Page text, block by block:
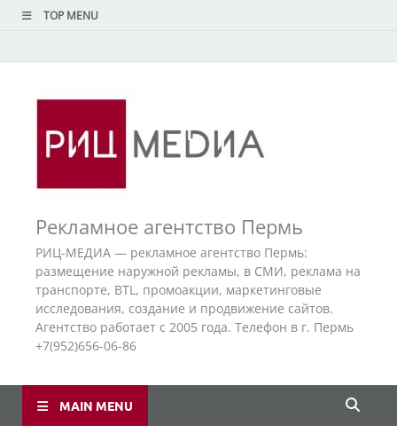
TOP MENU
Рекламное агентство Пермь
РИЦ-МЕДИА — рекламное агентство Пермь:
размещение наружной рекламы, в СМИ, реклама на
транспорте, BTL, промоакции, маркетинговые
исследования, создание и продвижение сайтов.
Агентство работает с 2005 года. Телефон в г. Пермь
+7(952)656-06-86
MAIN MENU